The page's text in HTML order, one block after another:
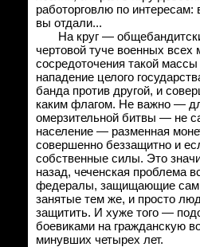
работорговлю по
вы отдали...
На круг —
чертовой туче военных всех
сосредоточения такой
нападение целого
банда против другой, и
каким флагом. Не важно —
омерзительной битвы — не
население — разменная
совершенно беззащитно и
собственные силы. Это
назад, чеченская проблема
федералы, защищающие
занятые тем же, и просто
защитить. И хуже того —
боевиками на гражданскую
минувших четырех лет.